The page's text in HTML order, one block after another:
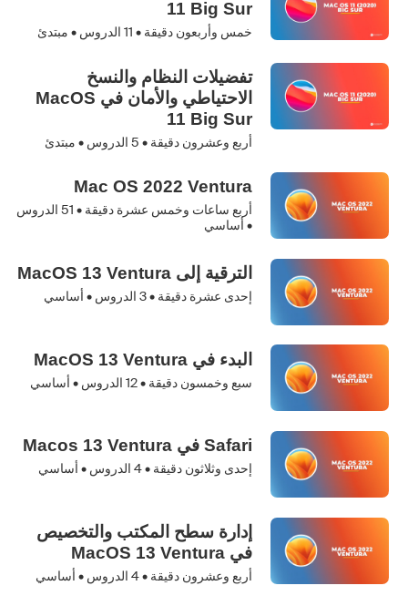
11 Big Sur
خمس وأربعون دقيقة • 11 الدروس • مبتدئ
تفضيلات النظام والنسخ
الاحتياطي والأمان في MacOS
11 Big Sur
أربع وعشرون دقيقة • 5 الدروس • مبتدئ
Mac OS 2022 Ventura
أربع ساعات وخمس عشرة دقيقة • 51 الدروس
• أساسي
الترقية إلى MacOS 13 Ventura
إحدى عشرة دقيقة •3 الدروس • أساسي
البدء في MacOS 13 Ventura
سبع وخمسون دقيقة •12 الدروس • أساسي
Safari في Macos 13 Ventura
إحدى وثلاثون دقيقة •4 الدروس • أساسي
إدارة سطح المكتب والتخصيص
في MacOS 13 Ventura
أربع وعشرون دقيقة •4 الدروس • أساسي